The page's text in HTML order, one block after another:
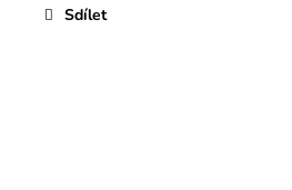
Sdílet